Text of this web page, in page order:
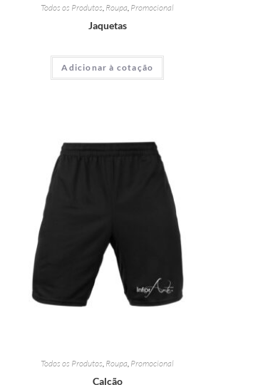
Todos os Produtos, Roupa, Promocional
Jaquetas
Adicionar à cotação
Todos os Produtos, Roupa, Promocional
Calção